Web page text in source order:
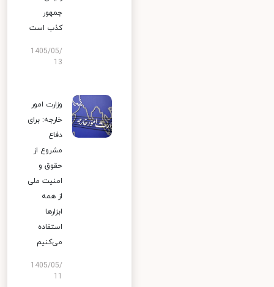
جمهور
کذب است
1405/05/
13
وزارت امور
خارجه: برای
دفاع
مشروع از
حقوق و
امنیت ملی
از همه
ابزارها
استفاده
می‌کنیم
1405/05/